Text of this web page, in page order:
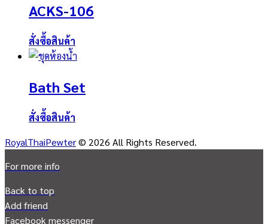
ACKS-106
สั่งซื้อสินค้า
Bath Set
สั่งซื้อสินค้า
RoyalThaiPewter© 2026 All Rights Reserved.
For more info
Back to top
Add friend
Facebook messenger